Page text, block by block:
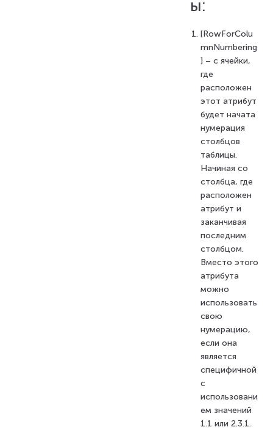
ы:
[RowForColu
mnNumbering
] – с ячейки,
где
расположен
этот атрибут
будет начата
нумерация
столбцов
таблицы.
Начиная со
столбца, где
расположен
атрибут и
заканчивая
последним
столбцом.
Вместо этого
атрибута
можно
использовать
свою
нумерацию,
если она
является
специфичной
с
использовани
ем значений
1.1 или 2.3.1.